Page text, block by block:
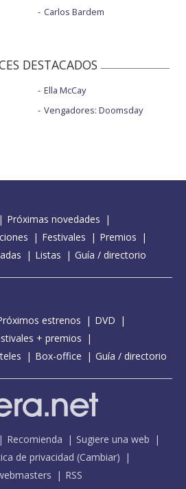
Carlos Bardem
DESTACADOS
Ella McCay
Vengadores: Doomsday
Próximas novedades
Festivales
Premios
Listas Guía / directorio
estrenos
DVD
+ premios
Box-office Guía / directorio
Recomienda
Sugiere una web
de privacidad (Cambiar)
RSS